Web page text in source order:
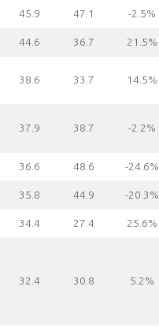
45.9 47.1 -2.5%
44.6 36.7 21.5%
38.6 33.7 14.5%
37.9 38.7 -2.2%
36.6 48.6 -24.6%
35.8 44.9 -20.3%
34.4 27.4 25.6%
32.4 30.8 5.2%